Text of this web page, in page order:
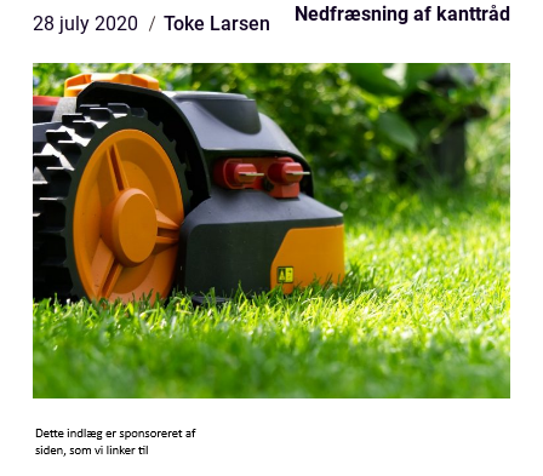
28 july 2020 Toke Larsen Nedfræsning af kanttråd